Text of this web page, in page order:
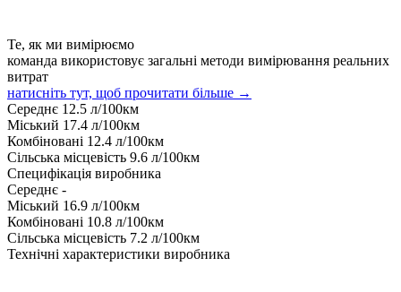
Те, як ми вимірюємо
команда використовує загальні методи вимірювання реальних
витрат
натисніть тут, щоб прочитати більше →
Середнє 12.5 л/100км
Міський 17.4 л/100км
Комбіновані 12.4 л/100км
Сільська місцевість 9.6 л/100км
Специфікація виробника
Середнє -
Міський 16.9 л/100км
Комбіновані 10.8 л/100км
Сільська місцевість 7.2 л/100км
Технічні характеристики виробника